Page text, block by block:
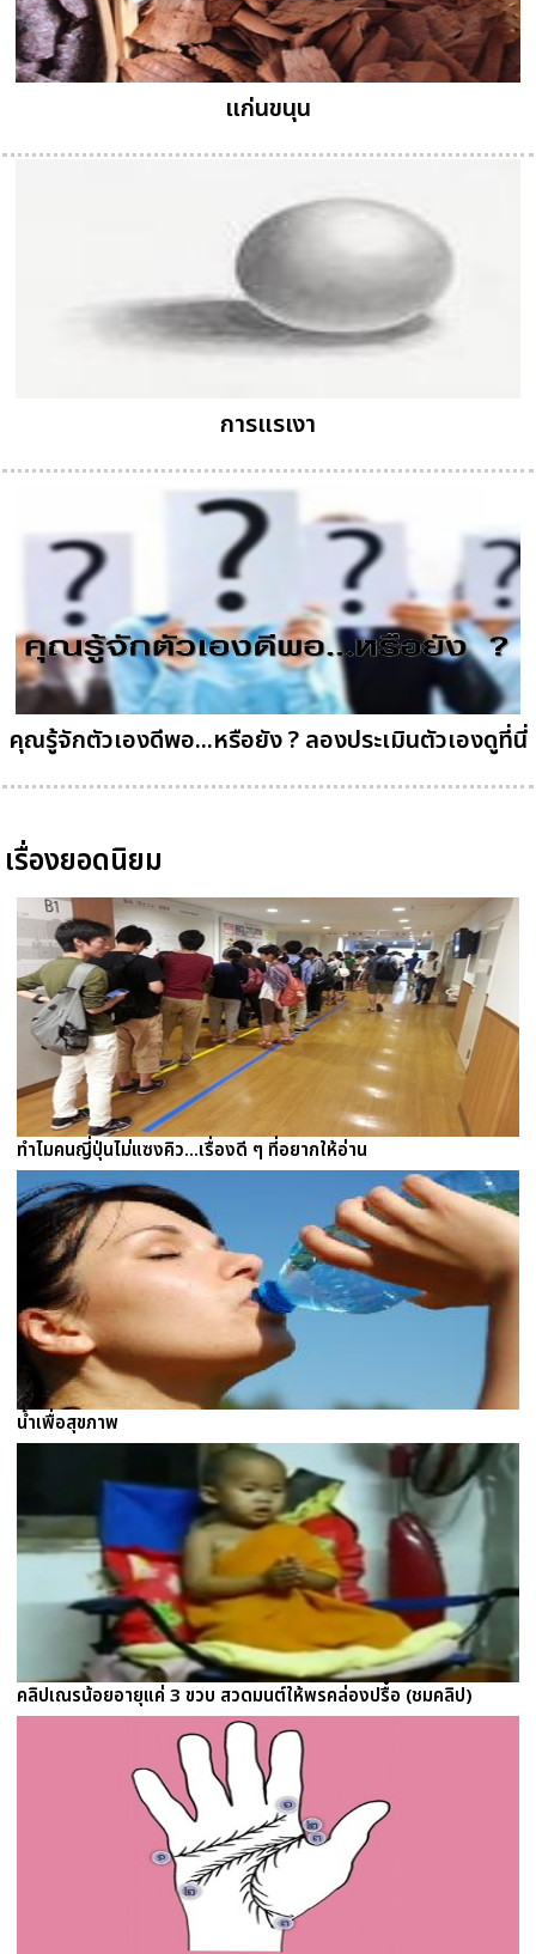
แก่นขนุน
การแรเงา
คุณรู้จักตัวเองดีพอ...หรือยัง ? ลองประเมินตัวเองดูที่นี่
เรื่องยอดนิยม
ทำไมคนญี่ปุ่นไม่แซงคิว...เรื่องดี ๆ ที่อยากให้อ่าน
น้ำเพื่อสุขภาพ
คลิปเณรน้อยอายุแค่ 3 ขวบ สวดมนต์ให้พรคล่องปรื๋อ (ชมคลิป)